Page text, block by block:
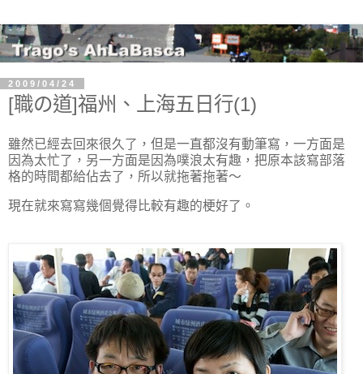
2009/04/24
[職の道]福州、上海五日行(1)
雖然已經去回來很久了，但是一直都沒有動筆寫，一方面是
因為太忙了，另一方面是因為噗浪太有趣，把原本該寫部落
格的時間都給佔去了，所以就拖著拖著～
現在就來寫寫幾個覺得比較有趣的梗好了。